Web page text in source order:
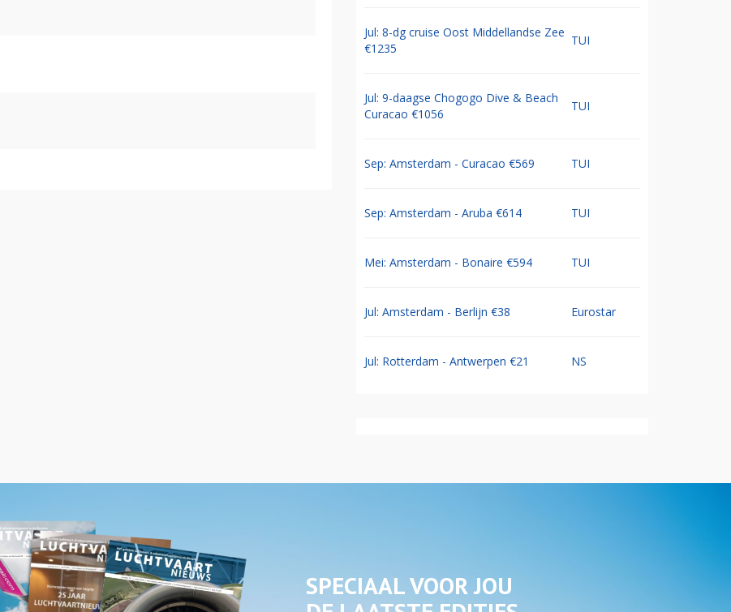
Jul: 8-dg cruise Oost Middellandse Zee
€1235
TUI
Jul: 9-daagse Chogogo Dive & Beach
Curacao €1056
TUI
Sep: Amsterdam - Curacao €569 TUI
Sep: Amsterdam - Aruba €614 TUI
Mei: Amsterdam - Bonaire €594 TUI
Jul: Amsterdam - Berlijn €38 Eurostar
Jul: Rotterdam - Antwerpen €21 NS
SPECIAAL VOOR JOU